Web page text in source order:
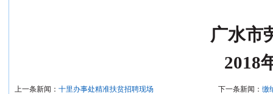
广水市
2018年10月
上一条新闻： 十里办事处精准扶贫招聘现场 下一条新闻： 缴